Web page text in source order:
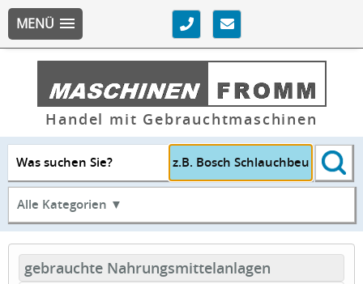
MENÜ
Handel mit Gebrauchtmaschinen
Was suchen Sie?
Alle Kategorien ▼
gebrauchte Nahrungsmittelanlagen